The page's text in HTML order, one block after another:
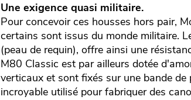
Une exigence quasi militaire.
Pour concevoir ces housses hors pair,
certains sont issus du monde militaire.
(peau de requin), offre ainsi une
M80 Classic est par ailleurs dotée
verticaux et sont fixés sur une bande
incroyable utilisé pour fabriquer des